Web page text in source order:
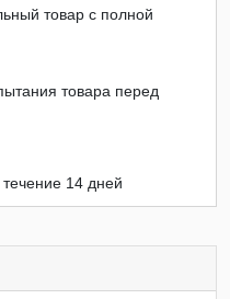
товар с полной
товара перед
14 дней